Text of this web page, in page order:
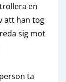
en
att han tog
sig mot
ta